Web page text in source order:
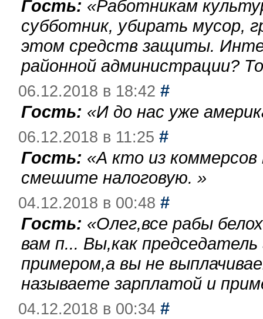
Гость: «Работникам
субботник, убирать мусор,
этом средств защиты.
районной администрации?
06.12.2018 в 18:42 #
Гость: «И до нас уже
06.12.2018 в 11:25 #
Гость: «А кто из
смешите налоговую. »
04.12.2018 в 00:48 #
Гость: «Олег,все рабы
вам п... Вы,как
примером,а вы не
называете зарплатой и
04.12.2018 в 00:34 #